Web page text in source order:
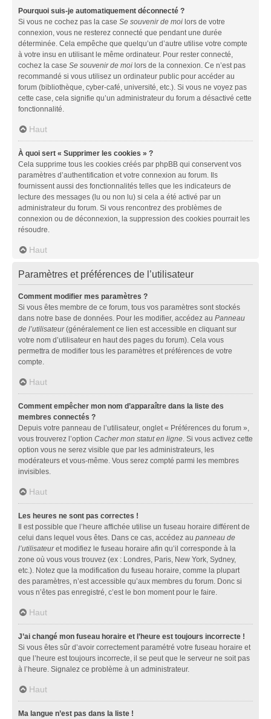
Pourquoi suis-je automatiquement déconnecté ?
Si vous ne cochez pas la case Se souvenir de moi lors de votre
connexion, vous ne resterez connecté que pendant une durée
déterminée. Cela empêche que quelqu’un d’autre utilise votre compte
à votre insu en utilisant le même ordinateur. Pour rester connecté,
cochez la case Se souvenir de moi lors de la connexion. Ce n’est pas
recommandé si vous utilisez un ordinateur public pour accéder au
forum (bibliothèque, cyber-café, université, etc.). Si vous ne voyez pas
cette case, cela signifie qu’un administrateur du forum a désactivé cette
fonctionnalité.
Haut
À quoi sert « Supprimer les cookies » ?
Cela supprime tous les cookies créés par phpBB qui conservent vos
paramètres d’authentification et votre connexion au forum. Ils
fournissent aussi des fonctionnalités telles que les indicateurs de
lecture des messages (lu ou non lu) si cela a été activé par un
administrateur du forum. Si vous rencontrez des problèmes de
connexion ou de déconnexion, la suppression des cookies pourrait les
résoudre.
Haut
Paramètres et préférences de l’utilisateur
Comment modifier mes paramètres ?
Si vous êtes membre de ce forum, tous vos paramètres sont stockés
dans notre base de données. Pour les modifier, accédez au Panneau
de l’utilisateur(généralement ce lien est accessible en cliquant sur
votre nom d’utilisateur en haut des pages du forum). Cela vous
permettra de modifier tous les paramètres et préférences de votre
compte.
Haut
Comment empêcher mon nom d’apparaître dans la liste des
membres connectés ?
Depuis votre panneau de l’utilisateur, onglet « Préférences du forum »,
vous trouverez l’option Cacher mon statut en ligne. Si vous activez cette
option vous ne serez visible que par les administrateurs, les
modérateurs et vous-même. Vous serez compté parmi les membres
invisibles.
Haut
Les heures ne sont pas correctes !
Il est possible que l’heure affichée utilise un fuseau horaire différent de
celui dans lequel vous êtes. Dans ce cas, accédez au panneau de
l’utilisateuret modifiez le fuseau horaire afin qu’il corresponde à la
zone où vous vous trouvez (ex : Londres, Paris, New York, Sydney,
etc.). Notez que la modification du fuseau horaire, comme la plupart
des paramètres, n’est accessible qu’aux membres du forum. Donc si
vous n’êtes pas enregistré, c’est le bon moment pour le faire.
Haut
J’ai changé mon fuseau horaire et l’heure est toujours incorrecte !
Si vous êtes sûr d’avoir correctement paramétré votre fuseau horaire et
que l’heure est toujours incorrecte, il se peut que le serveur ne soit pas
à l’heure. Signalez ce problème à un administrateur.
Haut
Ma langue n’est pas dans la liste !